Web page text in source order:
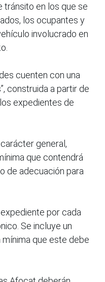
tránsito en los que se
los ocupantes y
involucrado en
cuenten con una
construida a partir de
expedientes de
general,
que contendrá
de adecuación para
por cada
Se incluye un
que este debe